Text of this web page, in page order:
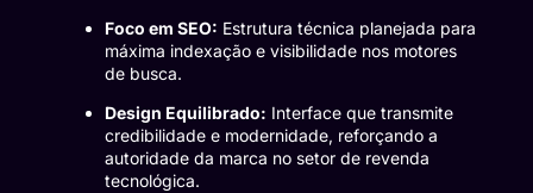
Foco em SEO: Estrutura técnica planejada para
máxima indexação e visibilidade nos motores
de busca.
Design Equilibrado: Interface que transmite
credibilidade e modernidade, reforçando a
autoridade da marca no setor de revenda
tecnológica.